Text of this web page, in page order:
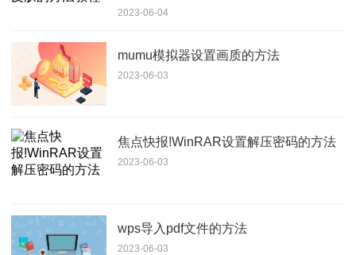
2023-06-04
mumu模拟器设置画质的方法
2023-06-03
焦点快报!WinRAR设置解压密码的方法
2023-06-03
wps导入pdf文件的方法
2023-06-03